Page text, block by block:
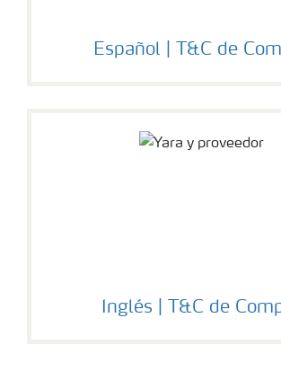
Español | T&C de
Inglés | T&C de